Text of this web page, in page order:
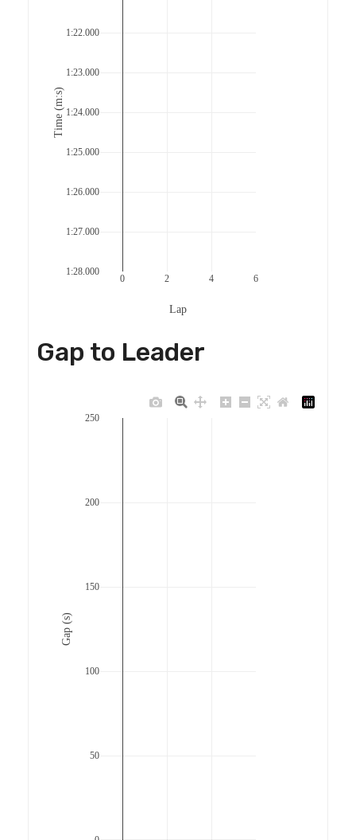
0 2 4 6
1:22.000
1:23.000
1:24.000
1:25.000
1:26.000
1:27.000
1:28.000
Lap
Time (m:s)
Gap to Leader
50
100
150
200
250
Gap (s)